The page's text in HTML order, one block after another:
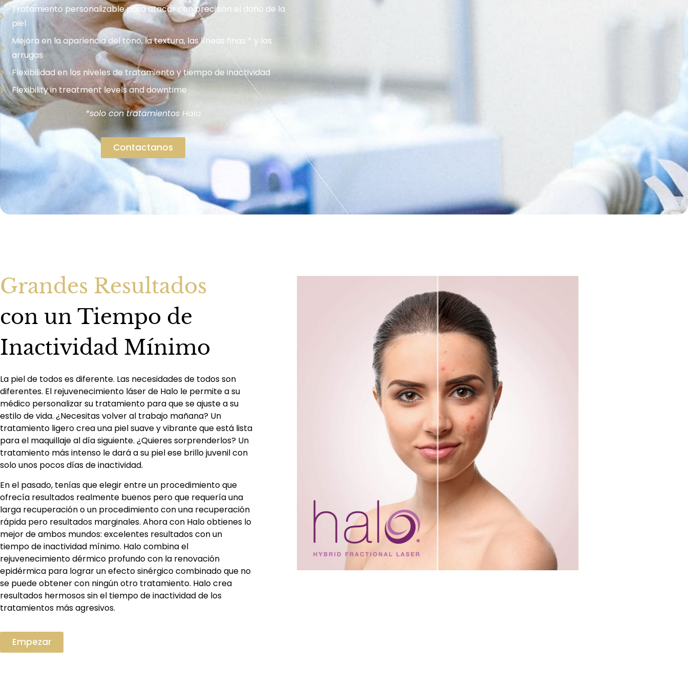
Tratamiento personalizable para atacar con precisión el daño de la
piel
Mejora en la apariencia del tono, la textura, las líneas finas * y las
arrugas
Flexibilidad en los niveles de tratamiento y tiempo de inactividad
Flexibility in treatment levels and downtime
*solo con tratamientos Halo
Contactanos
Grandes Resultados
con un Tiempo de
Inactividad Mínimo
La piel de todos es diferente. Las necesidades de todos son
diferentes. El rejuvenecimiento láser de Halo le permite a su
médico personalizar su tratamiento para que se ajuste a su
estilo de vida. ¿Necesitas volver al trabajo mañana? Un
tratamiento ligero crea una piel suave y vibrante que está lista
para el maquillaje al día siguiente. ¿Quieres sorprenderlos? Un
tratamiento más intenso le dará a su piel ese brillo juvenil con
solo unos pocos días de inactividad.
En el pasado, tenías que elegir entre un procedimiento que
ofrecía resultados realmente buenos pero que requería una
larga recuperación o un procedimiento con una recuperación
rápida pero resultados marginales. Ahora con Halo obtienes lo
mejor de ambos mundos: excelentes resultados con un
tiempo de inactividad mínimo. Halo combina el
rejuvenecimiento dérmico profundo con la renovación
epidérmica para lograr un efecto sinérgico combinado que no
se puede obtener con ningún otro tratamiento. Halo crea
resultados hermosos sin el tiempo de inactividad de los
tratamientos más agresivos.
Empezar